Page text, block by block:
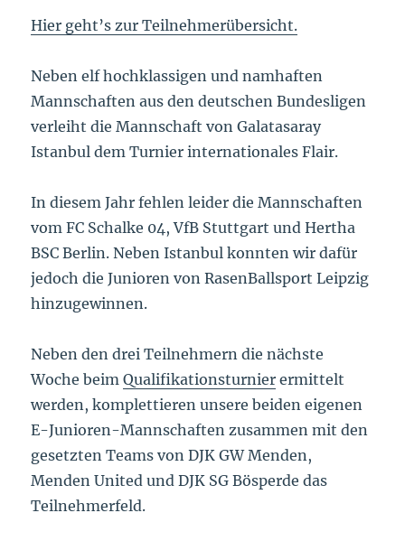
Hier geht’s zur Teilnehmerübersicht.
Neben elf hochklassigen und namhaften
Mannschaften aus den deutschen Bundesligen
verleiht die Mannschaft von Galatasaray
Istanbul dem Turnier internationales Flair.
In diesem Jahr fehlen leider die Mannschaften
vom FC Schalke 04, VfB Stuttgart und Hertha
BSC Berlin. Neben Istanbul konnten wir dafür
jedoch die Junioren von RasenBallsport Leipzig
hinzugewinnen.
Neben den drei Teilnehmern die nächste
Woche beimQualifikationsturnier ermittelt
werden, komplettieren unsere beiden eigenen
E-Junioren-Mannschaften zusammen mit den
gesetzten Teams von DJK GW Menden,
Menden United und DJK SG Bösperde das
Teilnehmerfeld.